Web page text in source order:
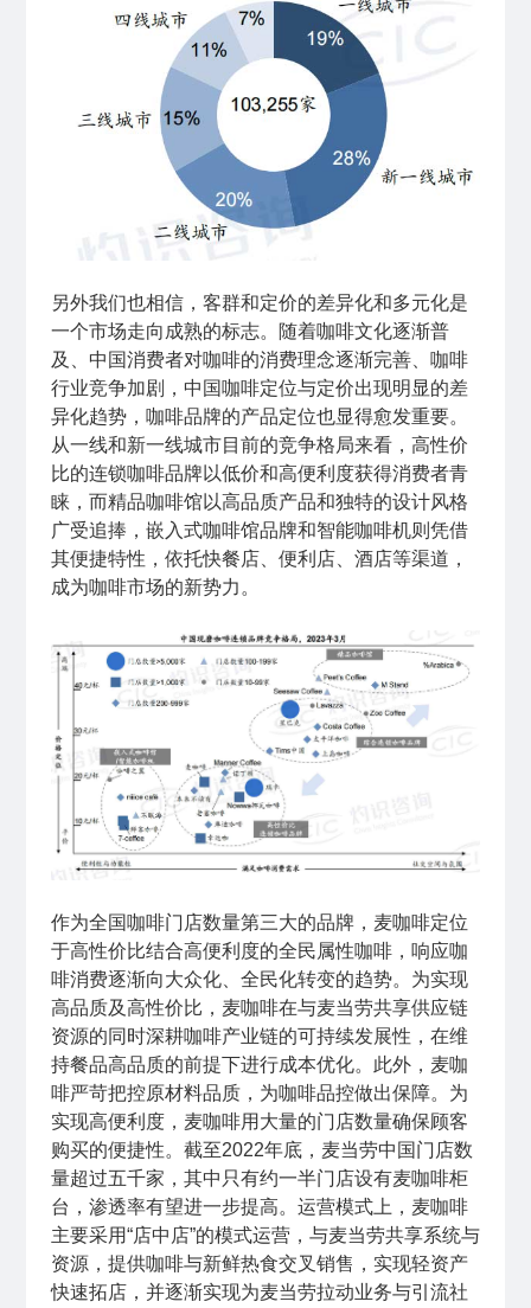
另外我们也相信，客群和定价的差异化和多元化是
一个市场走向成熟的标志。随着咖啡文化逐渐普
及、中国消费者对咖啡的消费理念逐渐完善、咖啡
行业竞争加剧，中国咖啡定位与定价出现明显的差
异化趋势，咖啡品牌的产品定位也显得愈发重要。
从一线和新一线城市目前的竞争格局来看，高性价
比的连锁咖啡品牌以低价和高便利度获得消费者青
睐，而精品咖啡馆以高品质产品和独特的设计风格
广受追捧，嵌入式咖啡馆品牌和智能咖啡机则凭借
其便捷特性，依托快餐店、便利店、酒店等渠道，
成为咖啡市场的新势力。
作为全国咖啡门店数量第三大的品牌，麦咖啡定位
于高性价比结合高便利度的全民属性咖啡，响应咖
啡消费逐渐向大众化、全民化转变的趋势。为实现
高品质及高性价比，麦咖啡在与麦当劳共享供应链
资源的同时深耕咖啡产业链的可持续发展性，在维
持餐品高品质的前提下进行成本优化。此外，麦咖
啡严苛把控原材料品质，为咖啡品控做出保障。为
实现高便利度，麦咖啡用大量的门店数量确保顾客
购买的便捷性。截至2022年底，麦当劳中国门店数
量超过五千家，其中只有约一半门店设有麦咖啡柜
台，渗透率有望进一步提高。运营模式上，麦咖啡
主要采用“店中店”的模式运营，与麦当劳共享系统与
资源，提供咖啡与新鲜热食交叉销售，实现轻资产
快速拓店，并逐渐实现为麦当劳拉动业务与引流社